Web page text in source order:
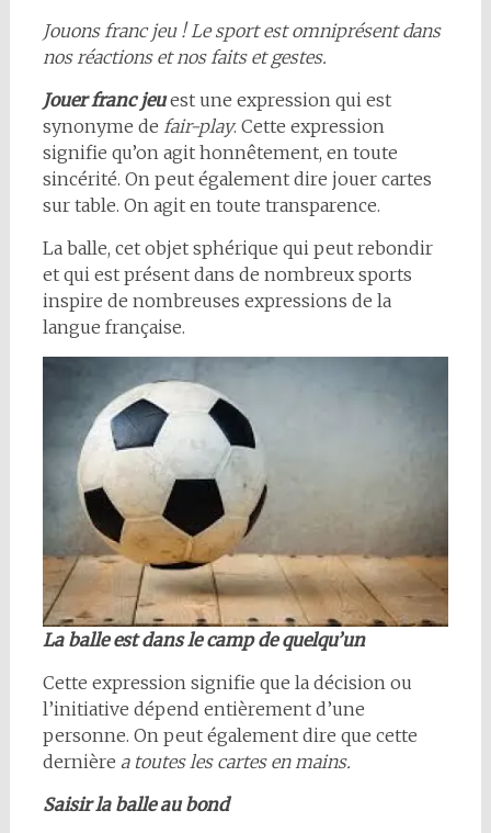
Jouons franc jeu ! Le sport est omniprésent dans
nos réactions et nos faits et gestes.
Jouer franc jeuest une expression qui est
synonyme de fair-play. Cette expression
signifie qu’on agit honnêtement, en toute
sincérité. On peut également dire jouer cartes
sur table. On agit en toute transparence.
La balle, cet objet sphérique qui peut rebondir
et qui est présent dans de nombreux sports
inspire de nombreuses expressions de la
langue française.
La balle est dans le camp de quelqu’un
Cette expression signifie que la décision ou
l’initiative dépend entièrement d’une
personne. On peut également dire que cette
dernière a toutes les cartes en mains.
Saisir la balle au bond